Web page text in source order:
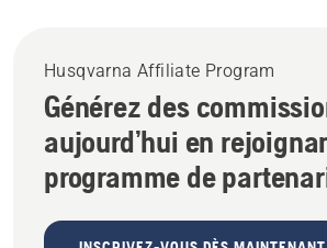
Husqvarna Affiliate Program
Générez des
aujourd’hui en
programme de